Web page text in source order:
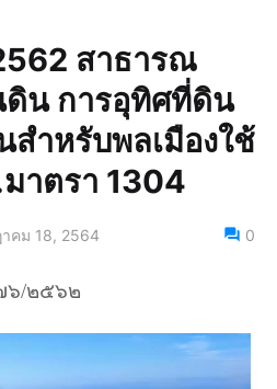
สาธารณ
น การอุทิศที่ดิน
สำหรับพลเมืองใช้
าตรา 1304
คม 18, 2564 0
๖/๒๕๖๒